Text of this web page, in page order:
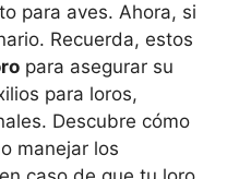
para aves. Ahora, si
Recuerda, estos
para asegurar su
para loros,
Descubre cómo
manejar los